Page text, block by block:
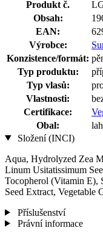
Produkt č.
Obsah:
EAN:
Výrobce:
Konzistence/formát:
Typ produktu:
Typ vlasů:
Vlastnosti:
Certifikace:
Obal:
Složení (INCI)
Aqua, Hydrolyzed Zea
Linum Usitatissimum
Tocopherol (Vitamin E),
Seed Extract, Vegetable
Příslušenství
Právní informace